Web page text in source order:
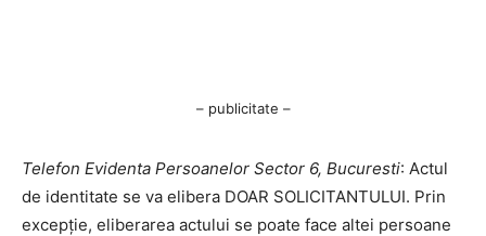
– publicitate –
Telefon Evidenta Persoanelor Sector 6, Bucuresti: Actul
de identitate se va elibera DOAR SOLICITANTULUI. Prin
excepție, eliberarea actului se poate face altei persoane